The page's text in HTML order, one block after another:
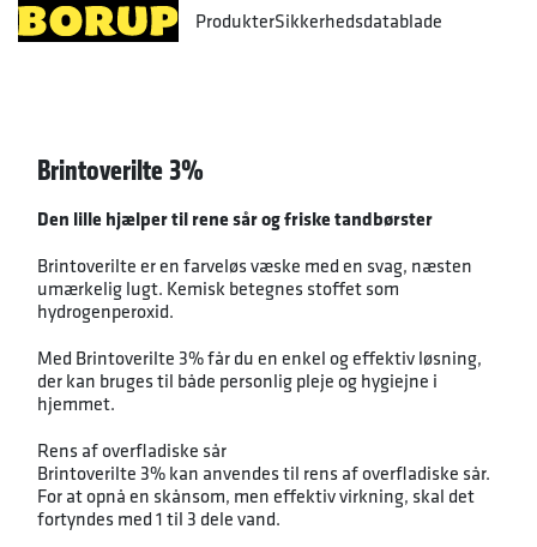
ProdukterSikkerhedsdatablade
Brintoverilte 3%
Den lille hjælper til rene sår og friske tandbørster
Brintoverilte er en farveløs væske med en svag, næsten
umærkelig lugt. Kemisk betegnes stoffet som
hydrogenperoxid.
Med Brintoverilte 3% får du en enkel og effektiv løsning,
der kan bruges til både personlig pleje og hygiejne i
hjemmet.
Rens af overfladiske sår
Brintoverilte 3% kan anvendes til rens af overfladiske sår.
For at opnå en skånsom, men effektiv virkning, skal det
fortyndes med 1 til 3 dele vand.